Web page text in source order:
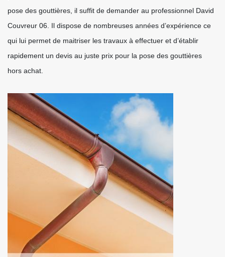
pose des gouttières, il suffit de demander au professionnel David
Couvreur 06. Il dispose de nombreuses années d’expérience ce
qui lui permet de maitriser les travaux à effectuer et d’établir
rapidement un devis au juste prix pour la pose des gouttières
hors achat.